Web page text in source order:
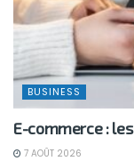
BUSINESS
E-commerce :
7 AOÛT 2026